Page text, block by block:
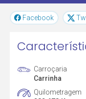
Facebook
Carroçaria
Carrinha
Quilometragem